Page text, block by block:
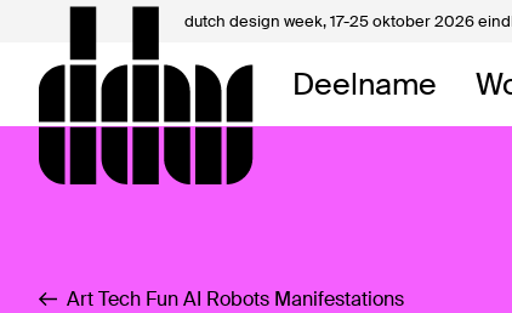
dutch design week,17-25 oktober 2026
Deelname
Mijn
Over
Art Tech Fun AI Robots Manifestations